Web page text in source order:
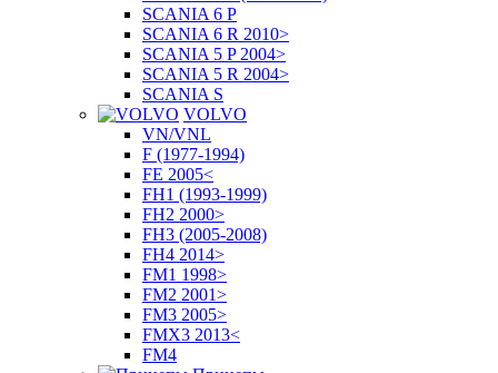
SCANIA 6 P
SCANIA 6 R 2010>
SCANIA 5 P 2004>
SCANIA 5 R 2004>
SCANIA S
VOLVO
VN/VNL
F (1977-1994)
FE 2005<
FH1 (1993-1999)
FH2 2000>
FH3 (2005-2008)
FH4 2014>
FM1 1998>
FM2 2001>
FM3 2005>
FMX3 2013<
FM4